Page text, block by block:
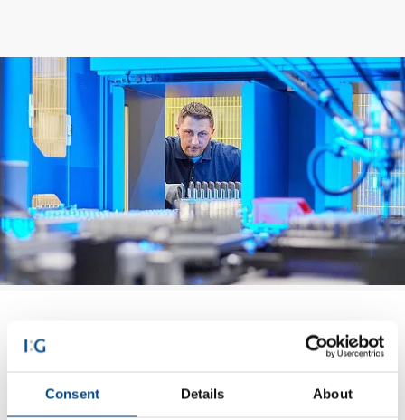
Consent Details About